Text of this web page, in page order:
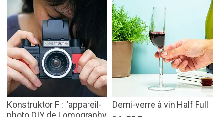
Konstruktor F : l’appareil-
photo DIY de Lomography
Demi-verre à vin Half Full